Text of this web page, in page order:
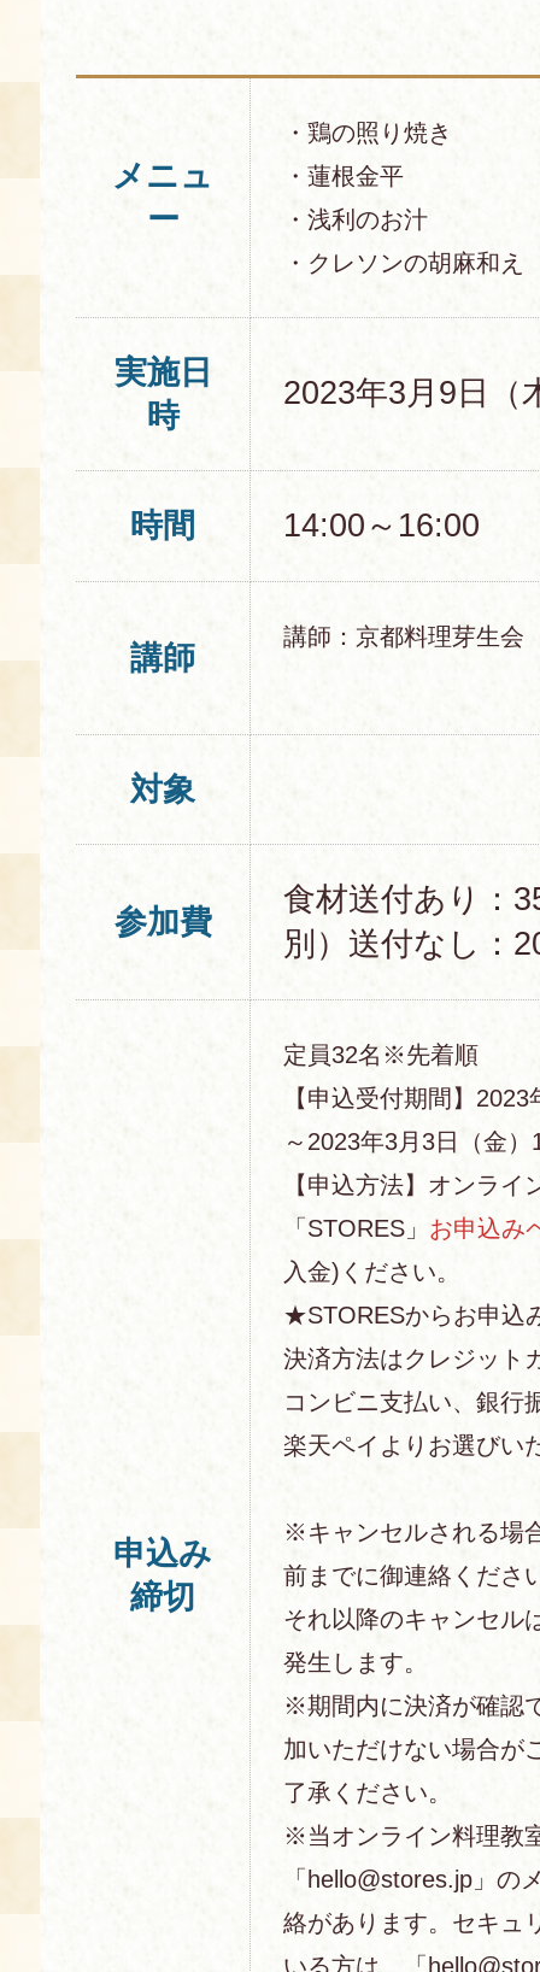
講演会付き料理教室
あじわい館弁当
メニュ
ー
・鶏の照り焼き
・蓮根金平
・浅利のお汁
・クレソンの胡麻和え
実施日
時
2023年3月9日（
時間 14:00～16:00
講師
講師：京都料理芽生
対象
参加費
食材送付あり：
別）送付なし：
申込み
締切
定員32名※先着順
【申込受付期間】
～2023年3月3日（金）
【申込方法】オンライ
「STORES」 お申込み
入金)ください。
★STORESからお申込
決済方法はクレジット
コンビニ支払い、銀行
楽天ペイよりお選びい
※キャンセルされる場
前までに御連絡くださ
それ以降のキャンセル
発生します。
※期間内に決済が確認
加いただけない場合が
了承ください。
※当オンライン料理教
「hello@stores.jp」の
絡があります。セキュ
いる方は、「